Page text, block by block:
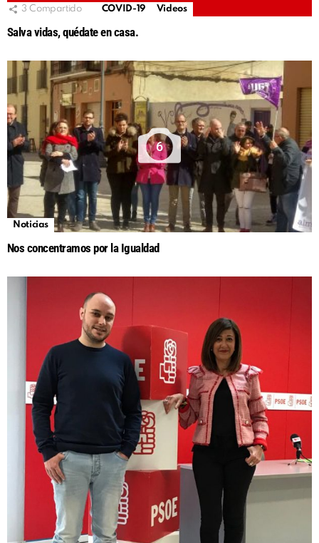
3 Compartido COVID-19 Videos
Salva vidas, quédate en casa.
6
Noticias
Nos concentramos por la Igualdad